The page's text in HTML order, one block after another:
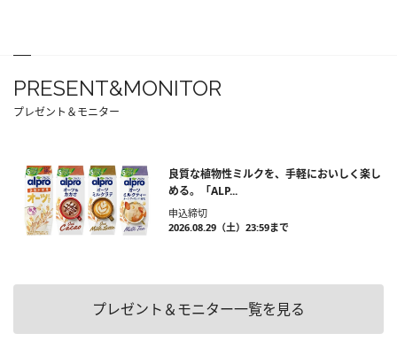
PRESENT&MONITOR
プレゼント＆モニター
良質な植物性ミルクを、手軽においしく楽し
める。「ALP...
申込締切
2026.08.29（土）23:59まで
プレゼント＆モニター一覧を見る